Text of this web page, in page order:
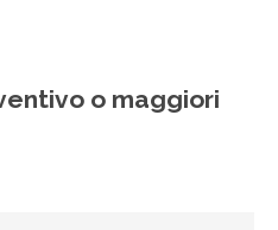
o maggiori